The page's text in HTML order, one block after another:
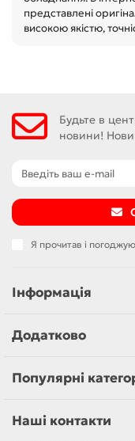
представлені
високою якістю,
Будьте в
новини!
Я прочитав і
Інформація
Додатково
Популярні
Наші контакти